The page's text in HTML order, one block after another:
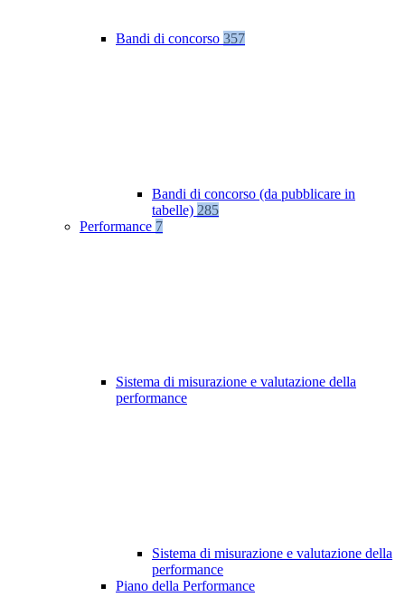
Bandi di concorso 357
Bandi di concorso (da pubblicare in
tabelle) 285
Performance 7
Sistema di misurazione e valutazione della
performance
Sistema di misurazione e valutazione della
performance
Piano della Performance